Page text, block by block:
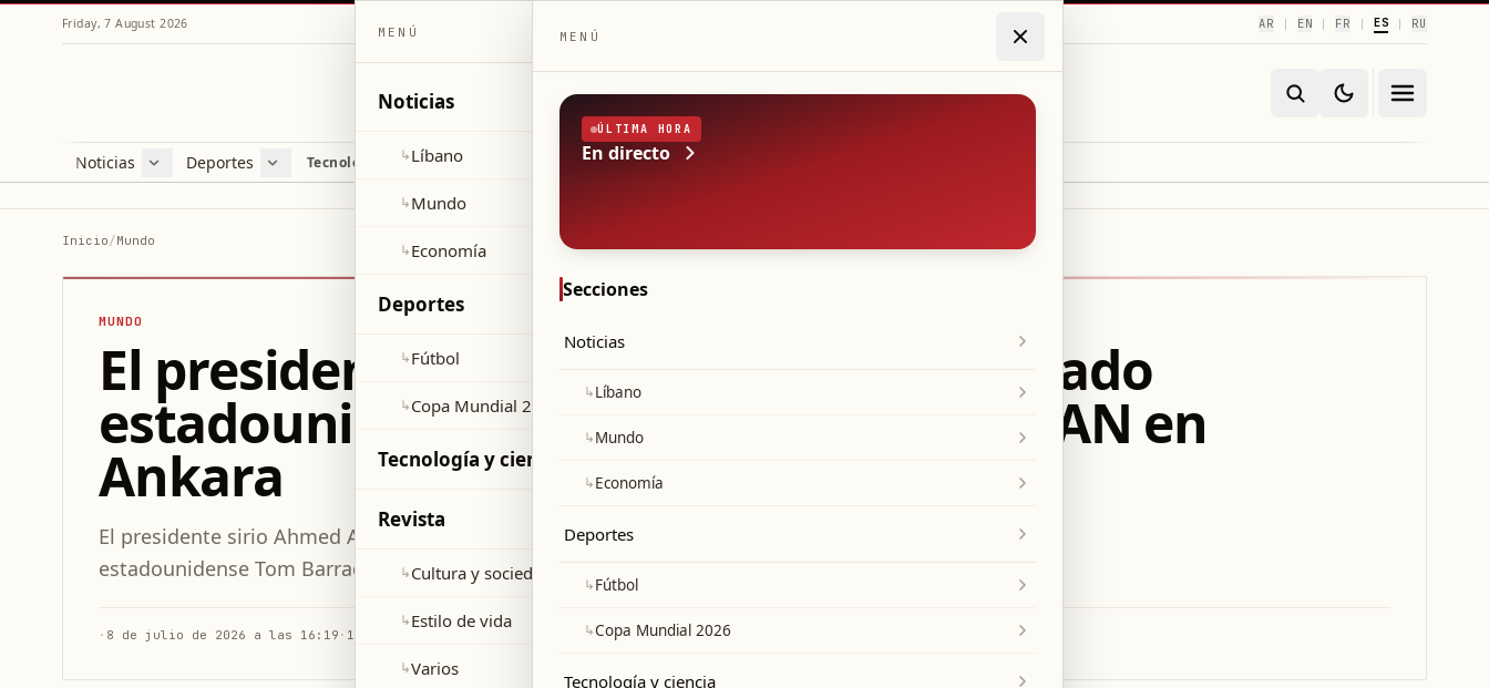
Friday, 7 August 2026 AR | EN | FR | ES | RU
Noticias
Líbano
Deportes
Fútbol
Tecnología y ciencia
Estilo de vida
Salud
Inicio/Mundo
MUNDO
El presidente sirio se reúne con el enviado
estadounidense en la cumbre de la OTAN en
Ankara
El presidente sirio Ahmed Al-Shar' mantuvo un encuentro con el enviado especial
estadounidense Tom Barrack durante la cumbre de la OTAN en Ankara.
· 8 de julio de 2026 a las 16:19 · 1 min de lectura
MENÚ
Noticias
↳Líbano
↳Mundo
↳Economía
Deportes
↳Fútbol
↳Copa Mundial 2026
Tecnología y ciencia
Revista
↳Cultura y sociedad
↳Estilo de vida
↳Varios
MENÚ
ÚLTIMA HORA
En directo
Secciones
Noticias
↳Líbano
↳Mundo
↳Economía
Deportes
↳Fútbol
↳Copa Mundial 2026
Tecnología y ciencia